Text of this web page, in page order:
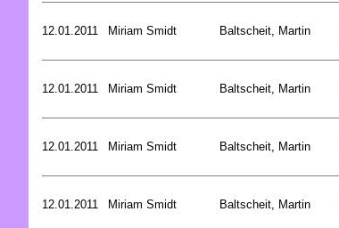
12.01.2011 Miriam Smidt Baltscheit, Martin
12.01.2011 Miriam Smidt Baltscheit, Martin
12.01.2011 Miriam Smidt Baltscheit, Martin
12.01.2011 Miriam Smidt Baltscheit, Martin